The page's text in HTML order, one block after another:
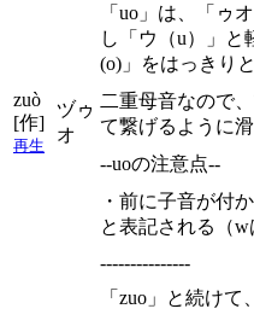
zuò
[作]
再生
ヅゥ
オ
「uo」は、「ゥ
し「ウ（u）」と
(o)」をはっきり
二重母音なので
て繋げるように
--uoの注意点--
・前に子音が付
と表記される（w
---------------
「zuo」と続けて